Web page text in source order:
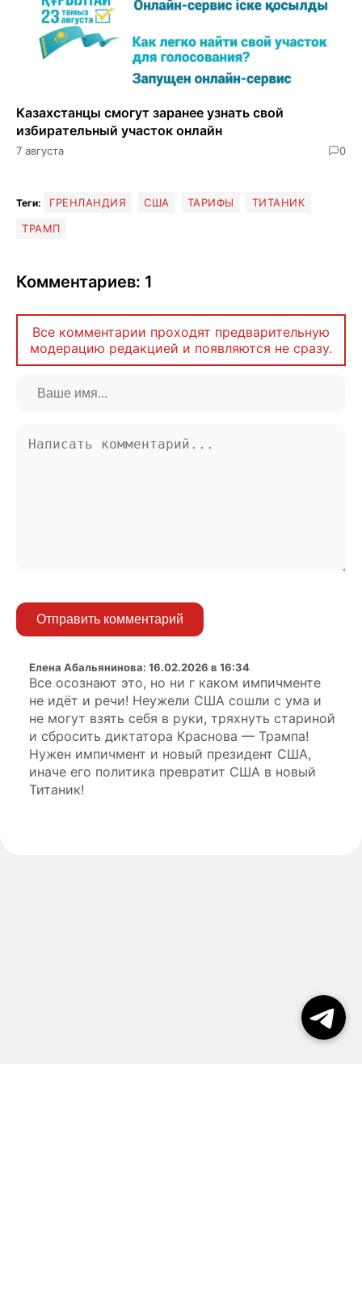
Казахстанцы смогут заранее узнать свой
избирательный участок онлайн
7 августа 0
Теги: ГРЕНЛАНДИЯ США ТАРИФЫ
ТИТАНИК
ТРАМП
Комментариев: 1
Все комментарии проходят предварительную
модерацию редакцией и появляются не сразу.
Отправить комментарий
Елена Абальянинова: 16.02.2026 в 16:34
Все осознают это, но ни г каком импичменте
не идёт и речи! Неужели США сошли с ума и
не могут взять себя в руки, тряхнуть стариной
и сбросить диктатора Краснова — Трампа!
Нужен импичмент и новый президент США,
иначе его политика превратит США в новый
Титаник!